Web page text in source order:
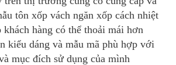
tôn xốp vách ngăn xốp cách nhiệt
khách hàng có thể thoải mái hơn
kiểu dáng và mẫu mã phù hợp với
mục đích sử dụng của mình